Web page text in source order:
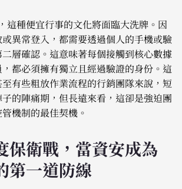
這種便宜行事的文化將面臨大洗牌。因
異常登入，都需要透過個人的手機或驗
層確認。這意味著每個接觸到核心數據
都必須擁有獨立且經過驗證的身份。這
有些粗放作業流程的行銷團隊來說，短
的陣痛期，但長遠來看，這卻是強迫團
機制的最佳契機。
保衛戰，當資安成為
第一道防線